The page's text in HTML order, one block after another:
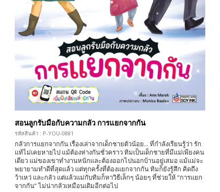
สอนลูกรับมือกับความกลัว การแยกจากกัน
รหัสสินค้า : P-YOU-0881
กลัวการแยกจากกัน เรื่องเล่าจากเด็กชายตัวน้อย... ที่กำลังเรียนรู้ว่า รัก
แท้ไม่เคยหายไป แม้ต้องห่างกันชั่วคราว ทิมเป็นเด็กชายที่มีแม่เพียงคน
เดียว แม่ของเขาทำงานหนักและต้องออกไปนอกบ้านอยู่เสมอ แม้แม่จะ
พยายามทำดีที่สุดแล้ว แต่ทุกครั้งที่ต้องแยกจากกัน ทิมก็ยังรู้สึก คิดถึง
ว้าเหว่ และกลัว แต่แล้วแม่กับทิมก็หาวิธีเล็กๆ น้อยๆ ที่ช่วยให้ “การแยก
จากกัน” ไม่น่ากลัวเหมือนเดิมอีกต่อไป